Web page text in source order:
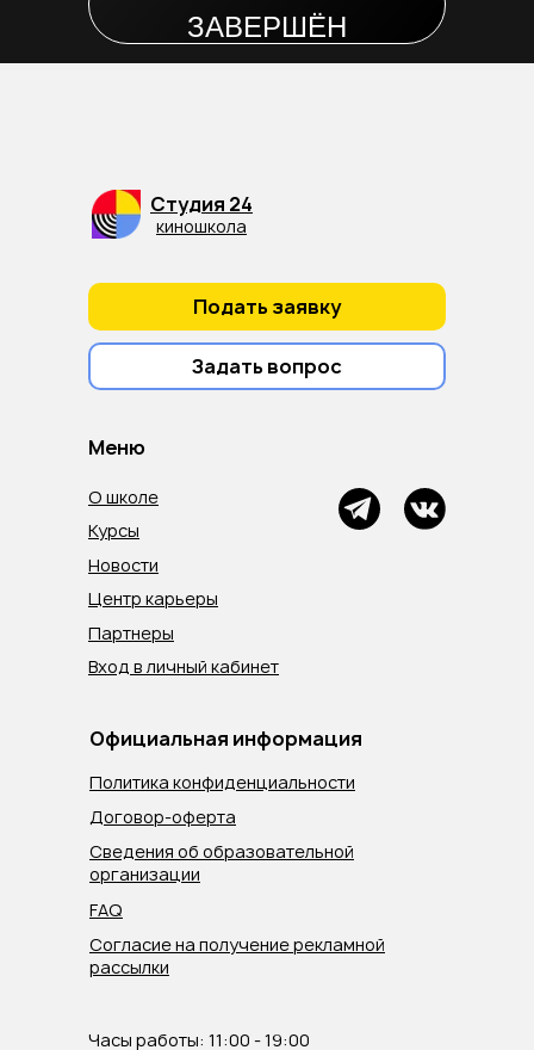
ЗАВЕРШЁН
Студия 24
киношкола
Меню
Официальная информация
Часы работы: 11:00 - 19:00
О школе
Курсы
Политика конфиденциальности
Договор-оферта
Сведения об образовательной
организации
Согласие на получение рекламной
рассылки
FAQ
Новости
Подать заявку
Задать вопрос
Вход в личный кабинет
Партнеры
Центр карьеры